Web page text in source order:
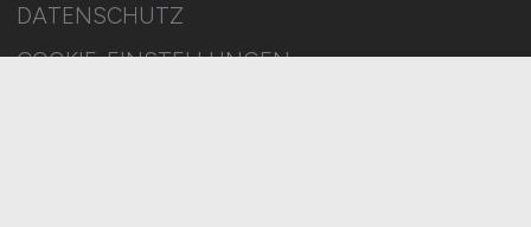
DATENSCHUTZ
COOKIE-EINSTELLUNGEN